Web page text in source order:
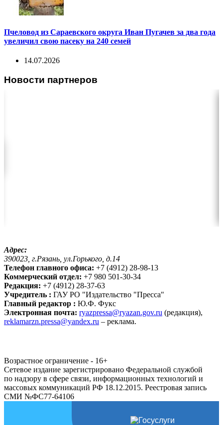
Пчеловод из Сараевского округа Иван Пугачев за два года
увеличил свою пасеку на 240 семей
14.07.2026
Новости партнеров
Адрес:
390023, г.Рязань, ул.Горького, д.14
Телефон главного офиса: +7 (4912) 28-98-13
Коммерческий отдел: +7 980 501-30-34
Редакция: +7 (4912) 28-37-63
Учредитель : ГАУ РО "Издательство "Пресса"
Главный редактор : Ю.Ф. Фукс
Электронная почта: ryazpressa@ryazan.gov.ru (редакция),
reklamarzn.pressa@yandex.ru – реклама.
Возрастное ограничение - 16+
Сетевое издание зарегистрировано Федеральной службой
по надзору в сфере связи, информационных технологий и
массовых коммуникаций РФ 18.12.2015. Реестровая запись
СМИ №ФС77-64106